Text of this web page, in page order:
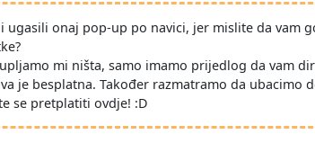
ugasili onaj pop-up po navici, jer mislite da vam
mi ništa, samo imamo prijedlog da vam
je besplatna. Također razmatramo da ubacimo
se pretplatiti ovdje! :D